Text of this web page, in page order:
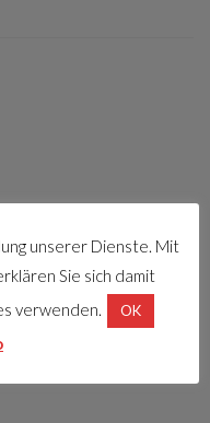
unserer Dienste. Mit
Sie sich damit
verwenden.
OK